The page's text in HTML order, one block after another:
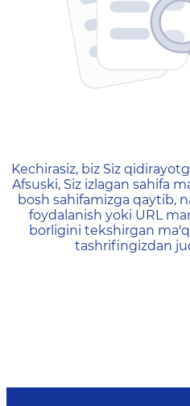
404 —
Kechirasiz, biz Siz
Afsuski, Siz izlagan sahifa
bosh sahifamizga qaytib,
foydalanish yoki URL
borligini tekshirgan
tashrifingizdan